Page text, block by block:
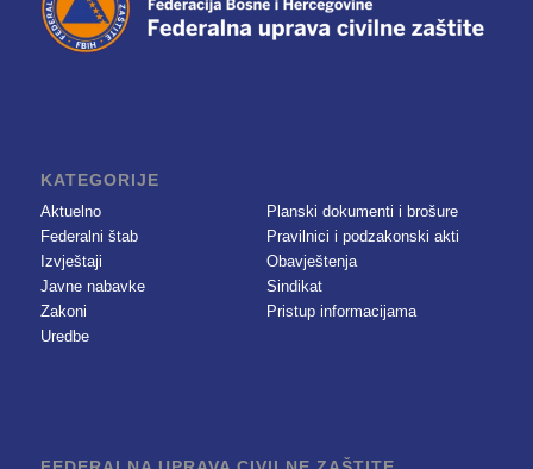
KATEGORIJE
Aktuelno
Federalni štab
Izvještaji
Javne nabavke
Zakoni
Uredbe
Planski dokumenti i brošure
Pravilnici i podzakonski akti
Obavještenja
Sindikat
Pristup informacijama